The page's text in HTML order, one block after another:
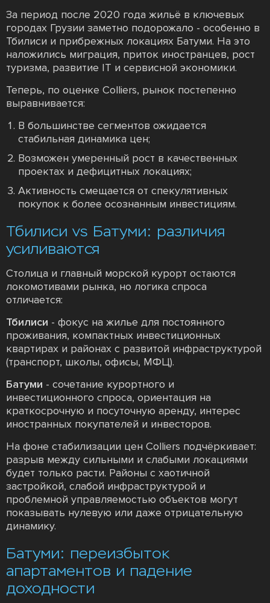
За период после 2020 года жильё в ключевых
городах Грузии заметно подорожало - особенно в
Тбилиси и прибрежных локациях Батуми. На это
наложились миграция, приток иностранцев, рост
туризма, развитие IT и сервисной экономики.
Теперь, по оценке Colliers, рынок постепенно
выравнивается:
В большинстве сегментов ожидается
стабильная динамика цен;
Возможен умеренный рост в качественных
проектах и дефицитных локациях;
Активность смещается от спекулятивных
покупок к более осознанным инвестициям.
Тбилиси vs Батуми: различия
усиливаются
Столица и главный морской курорт остаются
локомотивами рынка, но логика спроса
отличается:
Тбилиси - фокус на жилье для постоянного
проживания, компактных инвестиционных
квартирах и районах с развитой инфраструктурой
(транспорт, школы, офисы, МФЦ).
Батуми - сочетание курортного и
инвестиционного спроса, ориентация на
краткосрочную и посуточную аренду, интерес
иностранных покупателей и инвесторов.
На фоне стабилизации цен Colliers подчёркивает:
разрыв между сильными и слабыми локациями
будет только расти. Районы с хаотичной
застройкой, слабой инфраструктурой и
проблемной управляемостью объектов могут
показывать нулевую или даже отрицательную
динамику.
Батуми: переизбыток
апартаментов и падение
доходности